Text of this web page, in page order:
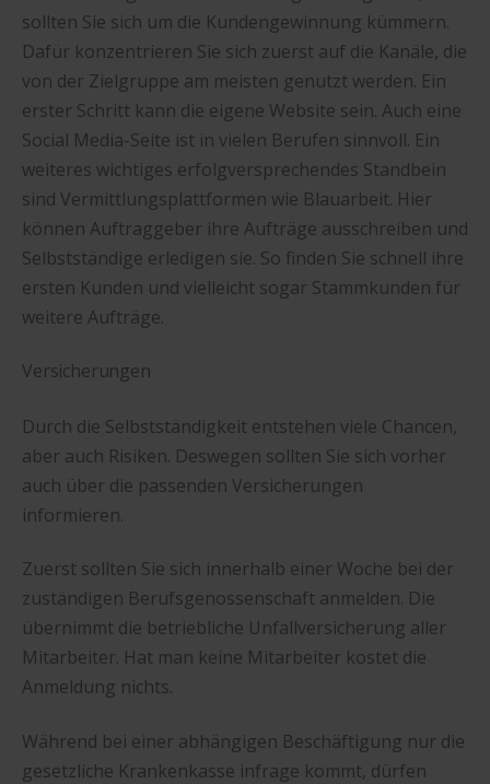
sollten Sie sich um die Kundengewinnung kümmern.
Dafür konzentrieren Sie sich zuerst auf die Kanäle, die
von der Zielgruppe am meisten genutzt werden. Ein
erster Schritt kann die eigene Website sein. Auch eine
Social Media-Seite ist in vielen Berufen sinnvoll. Ein
weiteres wichtiges erfolgversprechendes Standbein
sind Vermittlungsplattformen wie Blauarbeit. Hier
können Auftraggeber ihre Aufträge ausschreiben und
Selbstständige erledigen sie. So finden Sie schnell ihre
ersten Kunden und vielleicht sogar Stammkunden für
weitere Aufträge.
Versicherungen
Durch die Selbstständigkeit entstehen viele Chancen,
aber auch Risiken. Deswegen sollten Sie sich vorher
auch über die passenden Versicherungen
informieren.
Zuerst sollten Sie sich innerhalb einer Woche bei der
zuständigen Berufsgenossenschaft anmelden. Die
übernimmt die betriebliche Unfallversicherung aller
Mitarbeiter. Hat man keine Mitarbeiter kostet die
Anmeldung nichts.
Während bei einer abhängigen Beschäftigung nur die
gesetzliche Krankenkasse infrage kommt, dürfen